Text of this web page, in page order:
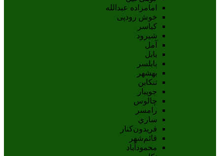
امامزاده عبدالله
خوش رودپی
کیاسر
شیرود
آمل
بابل
بابلسر
بهشهر
تنکابن
جويبار
چالوس
رامسر
ساري
فريدون‌کنار
قائم‌شهر
محمودآباد